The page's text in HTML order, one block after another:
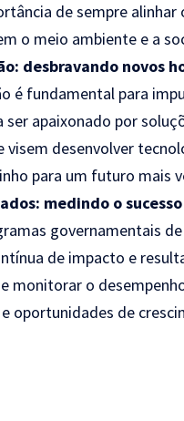
de sempre
o meio ambiente e a
desbravando novos
é fundamental para
ser apaixonado por
desenvolver
para um futuro mais
medindo o
governamentais
de impacto e
monitorar o
oportunidades de